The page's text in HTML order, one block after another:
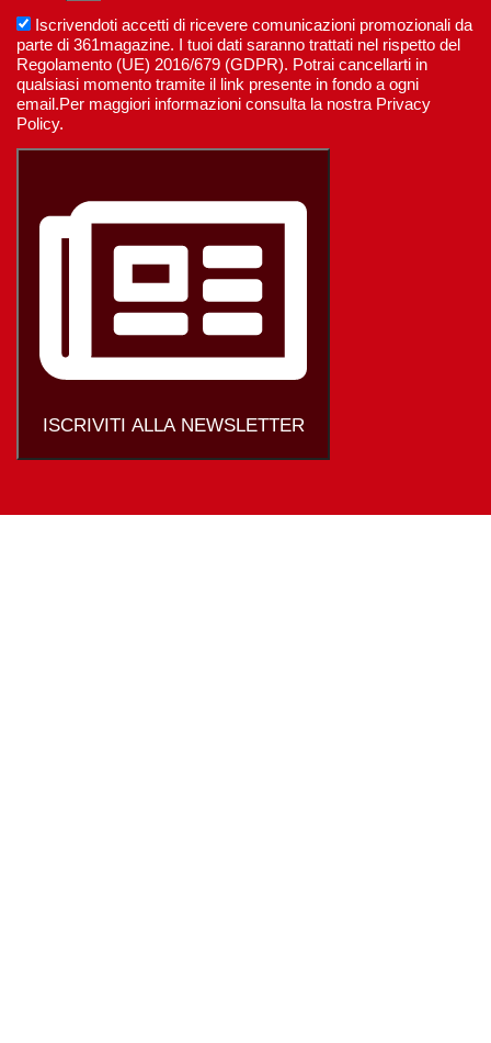
Iscrivendoti accetti di ricevere comunicazioni promozionali da
parte di 361magazine. I tuoi dati saranno trattati nel rispetto del
Regolamento (UE) 2016/679 (GDPR). Potrai cancellarti in
qualsiasi momento tramite il link presente in fondo a ogni
email.Per maggiori informazioni consulta la nostra Privacy
Policy.
ISCRIVITI ALLA NEWSLETTER